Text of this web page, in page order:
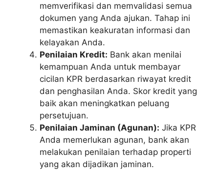
memverifikasi dan memvalidasi semua
dokumen yang Anda ajukan. Tahap ini
memastikan keakuratan informasi dan
kelayakan Anda.
Penilaian Kredit: Bank akan menilai
kemampuan Anda untuk membayar
cicilan KPR berdasarkan riwayat kredit
dan penghasilan Anda. Skor kredit yang
baik akan meningkatkan peluang
persetujuan.
Penilaian Jaminan (Agunan): Jika KPR
Anda memerlukan agunan, bank akan
melakukan penilaian terhadap properti
yang akan dijadikan jaminan.